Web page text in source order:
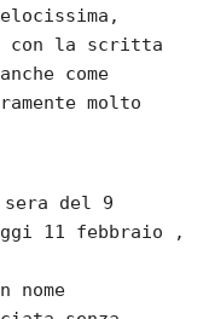
con la scritta
come
molto
del 9
11 febbraio ,